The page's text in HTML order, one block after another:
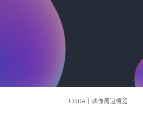
HD5DA｜映像周辺機器